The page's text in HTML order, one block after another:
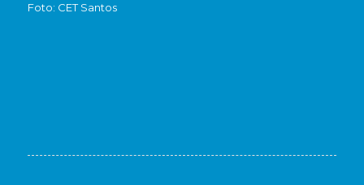
Foto: CET Santos